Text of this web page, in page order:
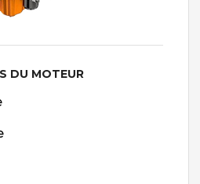
DU MOTEUR